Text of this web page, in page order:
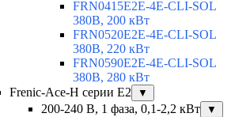
FRN0415E2E-4E-CLI-SOL
380В, 200 кВт
FRN0520E2E-4E-CLI-SOL
380В, 220 кВт
FRN0590E2E-4E-CLI-SOL
380В, 280 кВт
Frenic-Ace-H серии E2
▼
200-240 В, 1 фаза, 0,1-2,2 кВт ▼